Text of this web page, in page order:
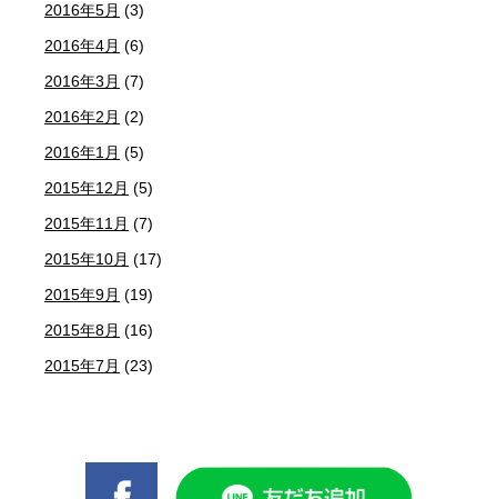
2016年5月 (3)
2016年4月 (6)
2016年3月 (7)
2016年2月 (2)
2016年1月 (5)
2015年12月 (5)
2015年11月 (7)
2015年10月 (17)
2015年9月 (19)
2015年8月 (16)
2015年7月 (23)